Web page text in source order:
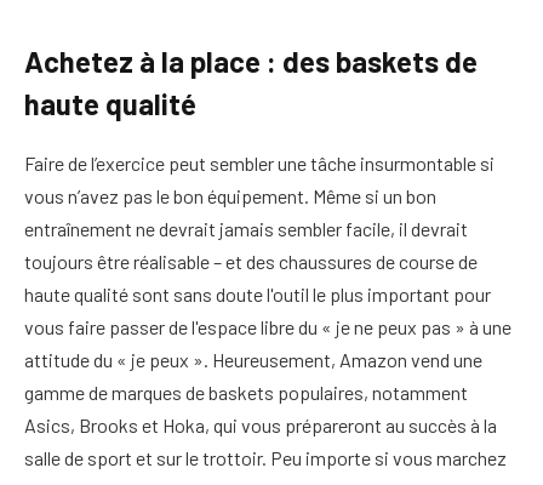
Achetez à la place : des baskets de
haute qualité
Faire de l’exercice peut sembler une tâche insurmontable si
vous n’avez pas le bon équipement. Même si un bon
entraînement ne devrait jamais sembler facile, il devrait
toujours être réalisable – et des chaussures de course de
haute qualité sont sans doute l'outil le plus important pour
vous faire passer de l'espace libre du « je ne peux pas » à une
attitude du « je peux ». Heureusement, Amazon vend une
gamme de marques de baskets populaires, notamment
Asics, Brooks et Hoka, qui vous prépareront au succès à la
salle de sport et sur le trottoir. Peu importe si vous marchez